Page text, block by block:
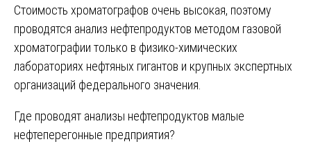
Стоимость хроматографов очень высокая, поэтому
проводятся анализ нефтепродуктов методом газовой
хроматографии только в физико-химических
лабораториях нефтяных гигантов и крупных экспертных
организаций федерального значения.
Где проводят анализы нефтепродуктов малые
нефтеперегонные предприятия?